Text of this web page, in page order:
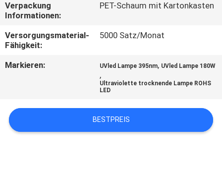
TRETEN
SIE
MIT
UNS
NACHRICHTEN
Verpackung
Informationen:
PET-Schaum mit Kartonkasten
Versorgungsmaterial-
Fähigkeit:
5000 Satz/Monat
Markieren: UVled Lampe 395nm, UVled Lampe 180W
,
Ultraviolette trocknende Lampe ROHS
LED
BESTPREIS